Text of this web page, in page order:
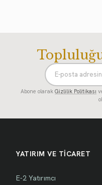
Abone olarak Gizlilik Politikası
YATIRIM VE TİCARET
E-2 Yatırımcı